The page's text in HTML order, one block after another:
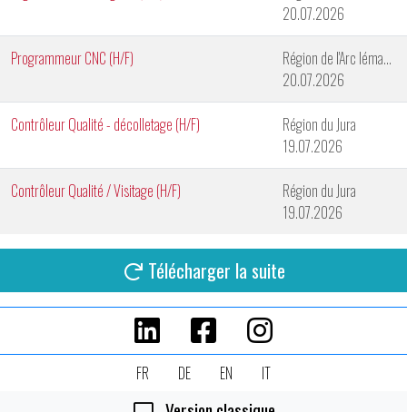
20.07.2026
Programmeur CNC (H/F)
Région de l'Arc lémanique
20.07.2026
Contrôleur Qualité - décolletage (H/F)
Région du Jura
19.07.2026
Contrôleur Qualité / Visitage (H/F)
Région du Jura
19.07.2026
Télécharger la suite
FR DE EN IT